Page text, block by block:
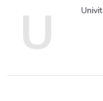
U Univit